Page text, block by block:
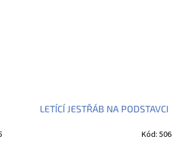
LETÍCÍ JESTŘÁB NA PODSTAVCI
Kód: 506